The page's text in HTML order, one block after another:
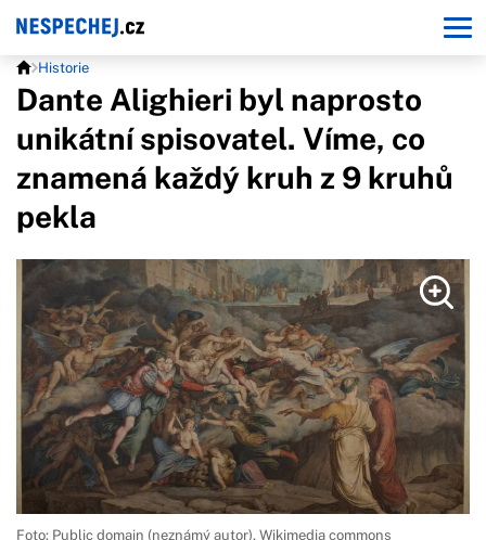
Historie
Dante Alighieri byl naprosto
unikátní spisovatel. Víme, co
znamená každý kruh z 9 kruhů
pekla
Foto: Public domain (neznámý autor), Wikimedia commons